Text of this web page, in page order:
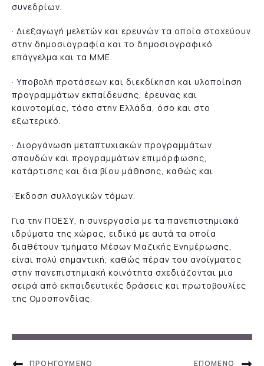
συνεδρίων.
· Διεξαγωγή μελετών και ερευνών τα οποία στοχεύουν
στην δημοσιογραφία και το δημοσιογραφικό
επάγγελμα και τα ΜΜΕ.
· Υποβολή προτάσεων και διεκδίκηση και υλοποίηση
προγραμμάτων εκπαίδευσης, έρευνας και
καινοτομίας, τόσο στην Ελλάδα, όσο και στο
εξωτερικό.
· Διοργάνωση μεταπτυχιακών προγραμμάτων
σπουδών και προγραμμάτων επιμόρφωσης,
κατάρτισης και δια βίου μάθησης, καθώς και
·Έκδοση συλλογικών τόμων.
Για την ΠΟΕΣΥ, η συνεργασία με τα πανεπιστημιακά
ιδρύματα της χώρας, ειδικά με αυτά τα οποία
διαθέτουν τμήματα Μέσων Μαζικής Ενημέρωσης,
είναι πολύ σημαντική, καθώς πέραν του ανοίγματος
στην πανεπιστημιακή κοινότητα σχεδιάζονται μια
σειρά από εκπαιδευτικές δράσεις και πρωτοβουλίες
της Ομοσπονδίας.